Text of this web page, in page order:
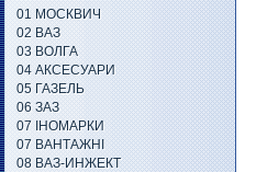
01 МОСКВИЧ
02 ВАЗ
03 ВОЛГА
04 АКСЕСУАРИ
05 ГАЗЕЛЬ
06 ЗАЗ
07 ІНОМАРКИ
07 ВАНТАЖНІ
08 ВАЗ-ИНЖЕКТ